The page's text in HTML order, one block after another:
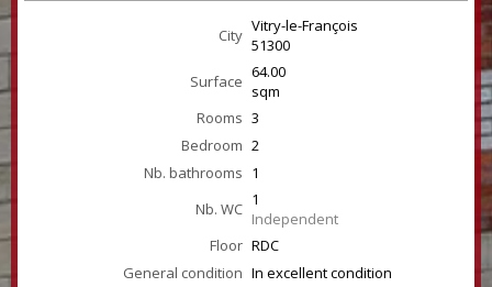
City Vitry-le-François
51300
Surface 64.00
sqm
Rooms 3
Bedroom 2
Nb. bathrooms 1
Nb. WC 1
Independent
Floor RDC
General condition In excellent condition